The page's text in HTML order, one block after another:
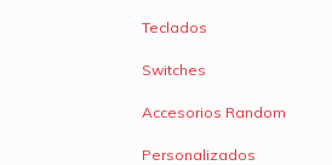
Teclados
Switches
Accesorios Random
Personalizados